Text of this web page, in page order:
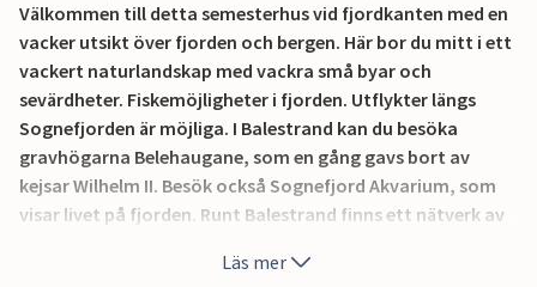
Välkommen till detta semesterhus vid fjordkanten med en
vacker utsikt över fjorden och bergen. Här bor du mitt i ett
vackert naturlandskap med vackra små byar och
sevärdheter. Fiskemöjligheter i fjorden. Utflykter längs
Sognefjorden är möjliga. I Balestrand kan du besöka
gravhögarna Belehaugane, som en gång gavs bort av
kejsar Wilhelm II. Besök också Sognefjord Akvarium, som
visar livet på fjorden. Runt Balestrand finns ett nätverk av
Annars erbjuder området goda förutsättningar för cykling
Läs mer